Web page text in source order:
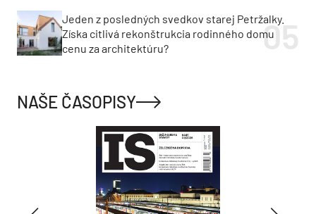
Jeden z posledných svedkov starej Petržalky.
Získa citlivá rekonštrukcia rodinného domu
cenu za architektúru?
NAŠE ČASOPISY